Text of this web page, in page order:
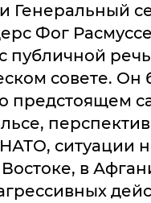
Генеральный
Фог
публичной
совете. Он
предстоящем
ситуации
в